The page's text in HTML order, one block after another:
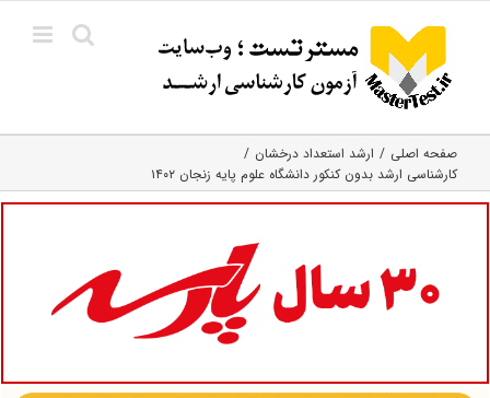
content
صفحه اصلی
ارشد استعداد درخشان
کارشناسی ارشد بدون کنکور دانشگاه علوم پایه زنجان ۱۴۰۲